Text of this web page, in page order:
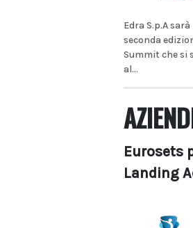
Edra S.p.A
seconda
Summit che si
al...
Eurosets
Landing